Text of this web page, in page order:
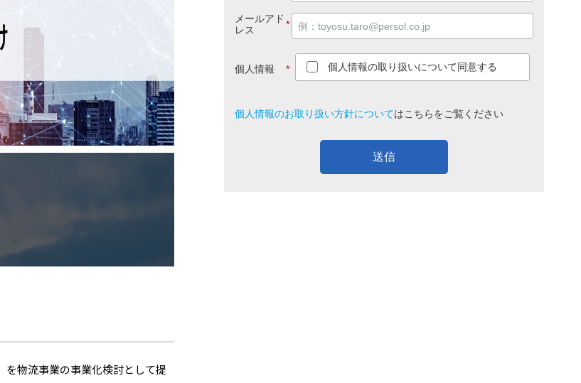
を物流事業の事業化検討として提
*
メールアド
レス
*
個人情報 個人情報の取り扱いについて同意する
個人情報のお取り扱い方針についてはこちらをご覧ください
送信